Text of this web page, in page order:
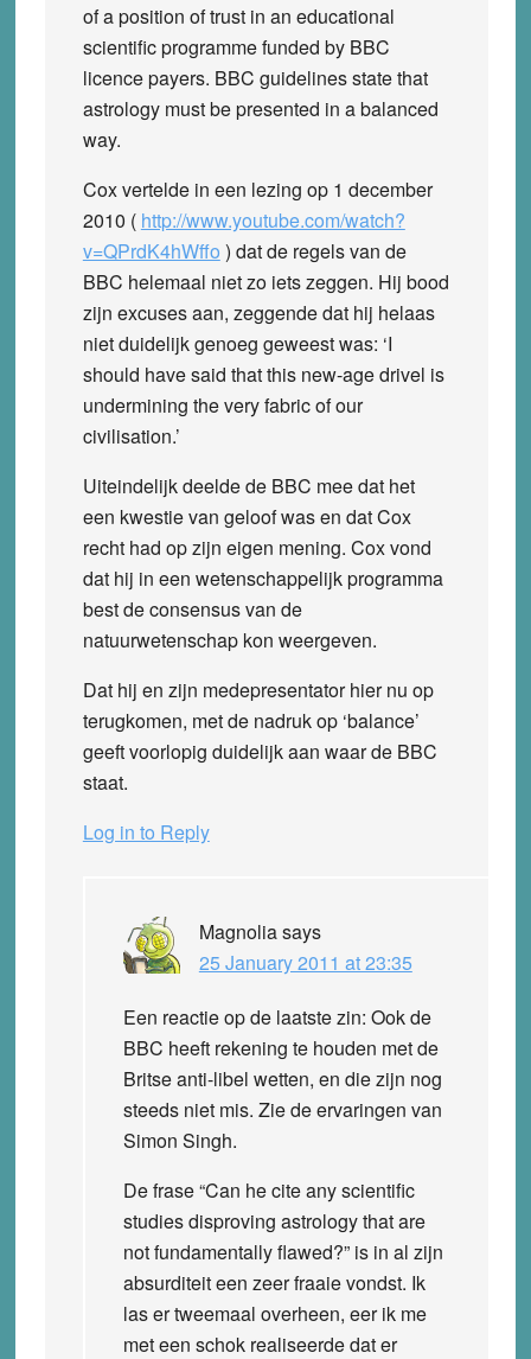
of a position of trust in an educational
scientific programme funded by BBC
licence payers. BBC guidelines state that
astrology must be presented in a balanced
way.
Cox vertelde in een lezing op 1 december
2010 ( http://www.youtube.com/watch?
v=QPrdK4hWffo ) dat de regels van de
BBC helemaal niet zo iets zeggen. Hij bood
zijn excuses aan, zeggende dat hij helaas
niet duidelijk genoeg geweest was: ‘I
should have said that this new-age drivel is
undermining the very fabric of our
civilisation.’
Uiteindelijk deelde de BBC mee dat het
een kwestie van geloof was en dat Cox
recht had op zijn eigen mening. Cox vond
dat hij in een wetenschappelijk programma
best de consensus van de
natuurwetenschap kon weergeven.
Dat hij en zijn medepresentator hier nu op
terugkomen, met de nadruk op ‘balance’
geeft voorlopig duidelijk aan waar de BBC
staat.
Log in to Reply
Magnoliasays
25 January 2011 at 23:35
Een reactie op de laatste zin: Ook de
BBC heeft rekening te houden met de
Britse anti-libel wetten, en die zijn nog
steeds niet mis. Zie de ervaringen van
Simon Singh.
De frase “Can he cite any scientific
studies disproving astrology that are
not fundamentally flawed?” is in al zijn
absurditeit een zeer fraaie vondst. Ik
las er tweemaal overheen, eer ik me
met een schok realiseerde dat er